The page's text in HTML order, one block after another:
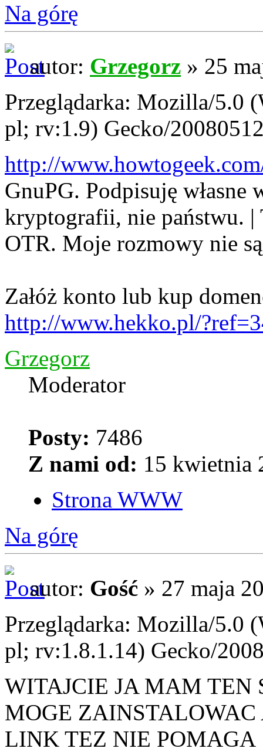
Na górę
autor: Grzegorz » 25
Przeglądarka: Mozilla/5.0
pl; rv:1.9) Gecko/
http://
GnuPG. Podpisuję
kryptografii, nie państwu. |
OTR. Moje rozmowy nie
Załóż konto lub kup
http://www.hekko.pl/
Grzegorz
Moderator
Posty: 7486
Z nami od: 15 kwietnia
Strona WWW
Na górę
autor: Gość » 27 maja
Przeglądarka: Mozilla/5.0
pl; rv:1.8.1.14) Gecko/
WITAJCIE JA MAM TEN
MOGE
LINK TEZ NIE POMAGA